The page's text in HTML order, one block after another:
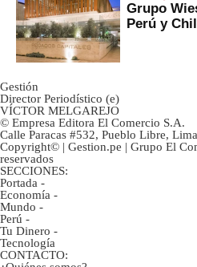
Grupo
Perú y
Gestión
Director Periodístico (e)
VÍCTOR MELGAREJO
© Empresa Editora El Comercio S.A.
Calle Paracas #532, Pueblo Libre,
Copyright© | Gestion.pe | Grupo El
reservados
SECCIONES:
Portada -
Economía -
Mundo -
Perú -
Tu Dinero -
Tecnología
CONTACTO: